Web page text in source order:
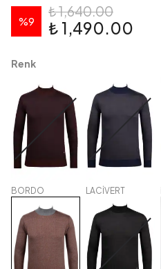
%9
₺ 1,640.00
₺ 1,490.00
Renk
BORDO LACİVERT